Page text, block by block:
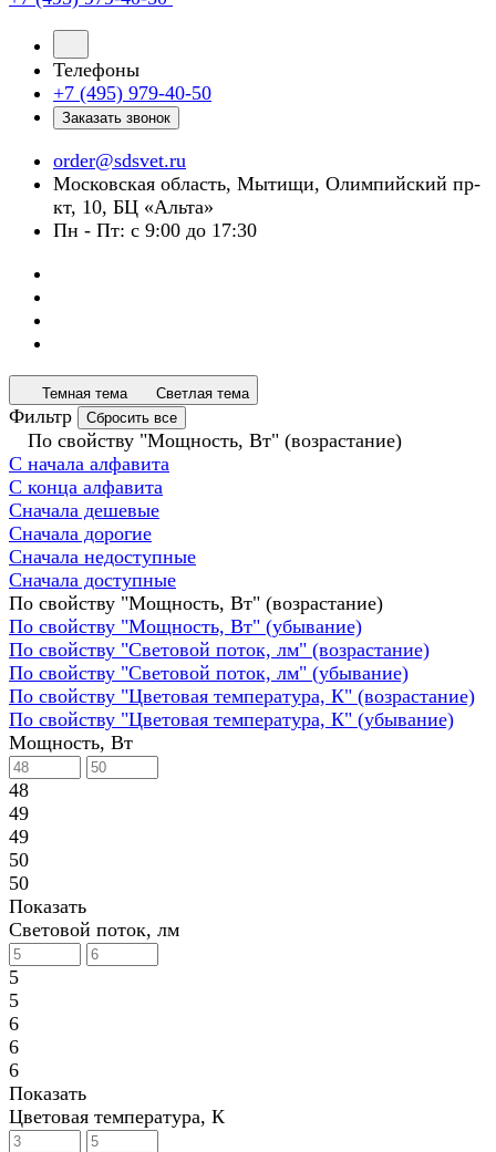
Телефоны
+7 (495) 979-40-50
Заказать звонок
order@sdsvet.ru
Московская область, Мытищи, Олимпийский пр-
кт, 10, БЦ «Альта»
Пн - Пт: с 9:00 до 17:30
Темная тема Светлая тема
Фильтр Сбросить все
По свойству "Мощность, Вт" (возрастание)
С начала алфавита
С конца алфавита
Сначала дешевые
Сначала дорогие
Сначала недоступные
Сначала доступные
По свойству "Мощность, Вт" (возрастание)
По свойству "Мощность, Вт" (убывание)
По свойству "Световой поток, лм" (возрастание)
По свойству "Световой поток, лм" (убывание)
По свойству "Цветовая температура, К" (возрастание)
По свойству "Цветовая температура, К" (убывание)
Мощность, Вт
48
49
49
50
50
Показать
Световой поток, лм
5
5
6
6
6
Показать
Цветовая температура, К